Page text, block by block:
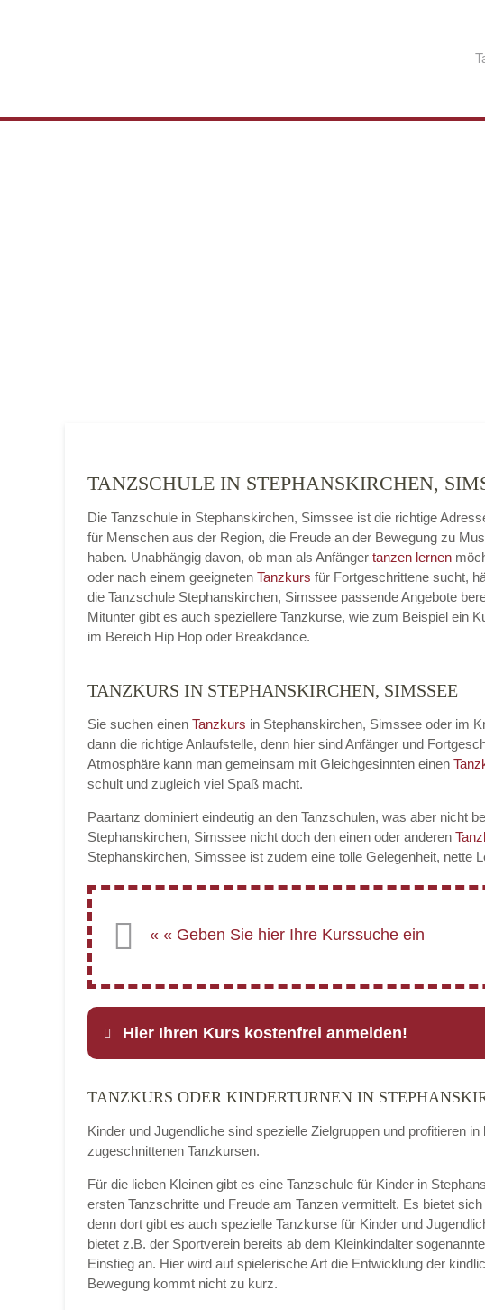
TANZSCHULE IN STEPHANSKIRCHEN,
Die Tanzschule in Stephanskirchen, Simssee ist die richtige
für Menschen aus der Region, die Freude an der Bewegung zu
haben. Unabhängig davon, ob man als Anfänger tanzen lernen
oder nach einem geeigneten Tanzkurs für Fortgeschrittene sucht,
die Tanzschule Stephanskirchen, Simssee passende Angebote
Mitunter gibt es auch speziellere Tanzkurse, wie zum Beispiel ein
im Bereich Hip Hop oder Breakdance.
TANZKURS IN STEPHANSKIRCHEN, SIMSSEE
Sie suchen einen Tanzkurs in Stephanskirchen, Simssee oder im
dann die richtige Anlaufstelle, denn hier sind Anfänger und
Atmosphäre kann man gemeinsam mit Gleichgesinnten einen
schult und zugleich viel Spaß macht.
Paartanz dominiert eindeutig an den Tanzschulen, was aber nicht
Stephanskirchen, Simssee nicht doch den einen oder anderen
Stephanskirchen, Simssee ist zudem eine tolle Gelegenheit, nette
Hier Ihren Kurs kostenfrei anmelden!
E-Mail*
TANZKURS ODER KINDERTURNEN IN
Kinder und Jugendliche sind spezielle Zielgruppen und profitieren
zugeschnittenen Tanzkursen.
Für die lieben Kleinen gibt es eine Tanzschule für Kinder in
ersten Tanzschritte und Freude am Tanzen vermittelt. Es bietet
denn dort gibt es auch spezielle Tanzkurse für Kinder und
bietet z.B. der Sportverein bereits ab dem Kleinkindalter
Einstieg an. Hier wird auf spielerische Art die Entwicklung der
Bewegung kommt nicht zu kurz.